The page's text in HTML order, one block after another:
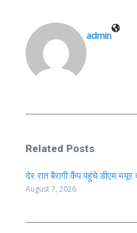
admin
Related Posts
देर रात बैरागी कैंप पहुंचे डीएम
August 7, 2026